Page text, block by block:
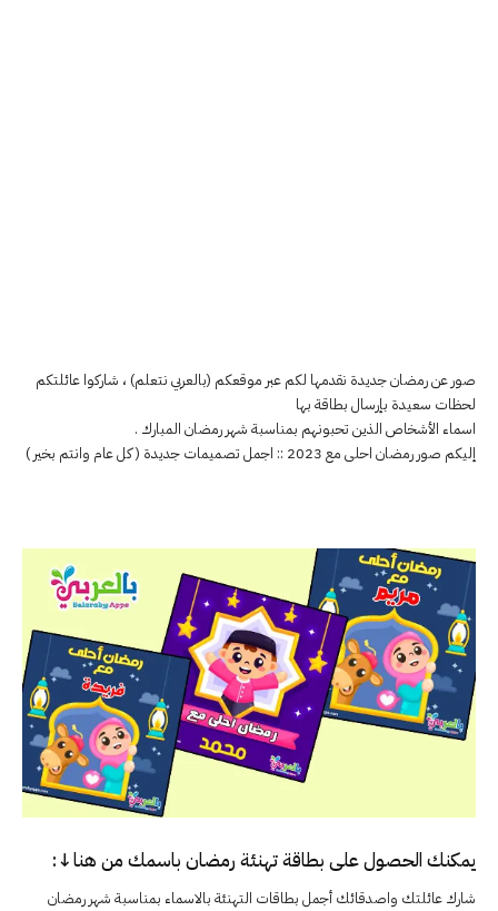
صور عن رمضان جديدة نقدمها لكم عبر موقعكم (بالعربي نتعلم) ، شاركوا عائلتكم
لحظات سعيدة بإرسال بطاقة بها
اسماء الأشخاص الذين تحبونهم بمناسبة شهر رمضان المبارك .
إليكم صور رمضان احلى مع 2023 :: اجمل تصميمات جديدة ( كل عام وانتم بخير )
يمكنك الحصول على بطاقة تهنئة رمضان باسمك من هنا↓:
شارك عائلتك واصدقائك أجمل بطاقات التهنئة بالاسماء بمناسبة شهر رمضان